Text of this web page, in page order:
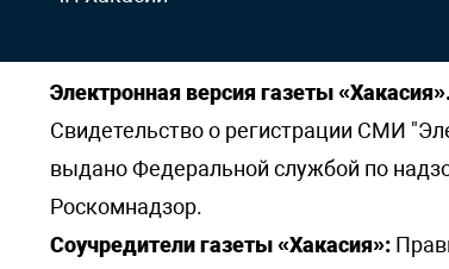
Электронная версия газеты
Свидетельство о регистрации СМИ
выдано Федеральной службой по
Роскомнадзор.
Соучредители газеты «Хакасия»: